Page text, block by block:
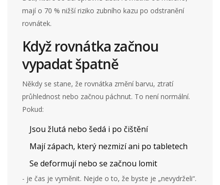
mají o 70 % nižší riziko zubního kazu po odstranění
rovnátek.
Když rovnátka začnou
vypadat špatně
Někdy se stane, že rovnátka změní barvu, ztratí
průhlednost nebo začnou páchnut. To není normální.
Pokud:
Jsou žlutá nebo šedá i po čištění
Mají zápach, který nezmizí ani po tabletech
Se deformují nebo se začnou lomit
- je čas je vyměnit. Nejde o to, že byste je „nevydrželi“.